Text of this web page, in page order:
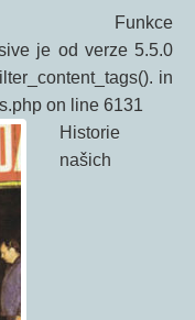
Funkce
je od verze 5.5.0
in
on line 6131
Historie
našich